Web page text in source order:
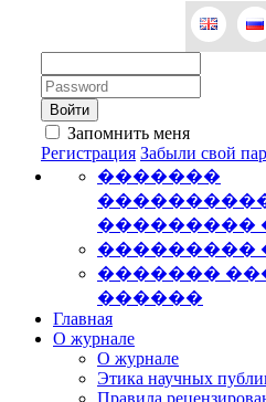
Пароль:
Запомнить меня
Регистрация Забыли свой
�������
���������
���������
�������
������
Главная
О журнале
О журнале
Этика научных
Правила